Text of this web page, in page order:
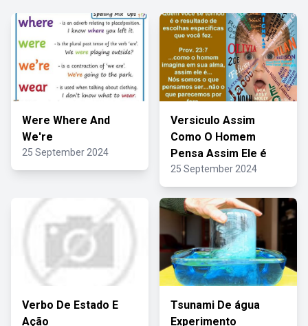
Were Where And
We're
25 September 2024
Versiculo Assim
Como O Homem
Pensa Assim Ele é
25 September 2024
Verbo De Estado E
Ação
Tsunami De água
Experimento